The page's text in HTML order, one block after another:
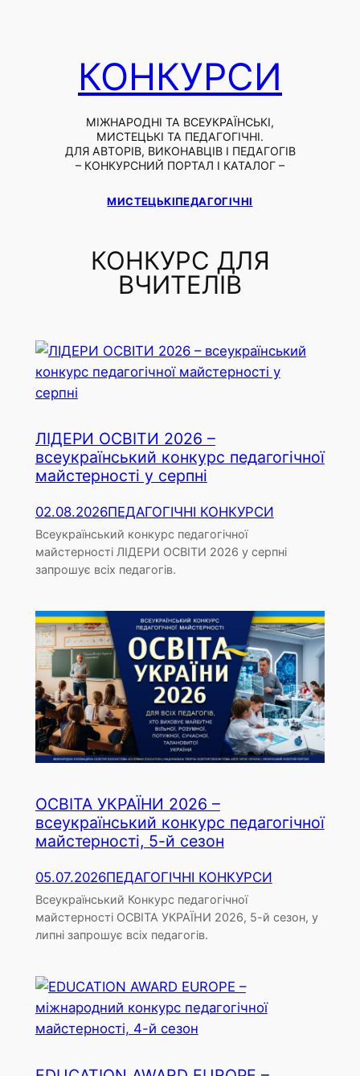
КОНКУРСИ
МІЖНАРОДНІ ТА ВСЕУКРАЇНСЬКІ,
МИСТЕЦЬКІ ТА ПЕДАГОГІЧНІ.
ДЛЯ АВТОРІВ, ВИКОНАВЦІВ І ПЕДАГОГІВ
– КОНКУРСНИЙ ПОРТАЛ І КАТАЛОГ –
МИСТЕЦЬКІПЕДАГОГІЧНІ
КОНКУРС ДЛЯ
ВЧИТЕЛІВ
ЛІДЕРИ ОСВІТИ 2026 –
всеукраїнський конкурс педагогічної
майстерності у серпні
02.08.2026ПЕДАГОГІЧНІ КОНКУРСИ
Всеукраїнський конкурс педагогічної
майстерності ЛІДЕРИ ОСВІТИ 2026 у серпні
запрошує всіх педагогів.
ОСВІТА УКРАЇНИ 2026 –
всеукраїнський конкурс педагогічної
майстерності, 5-й сезон
05.07.2026ПЕДАГОГІЧНІ КОНКУРСИ
Всеукраїнський Конкурс педагогічної
майстерності ОСВІТА УКРАЇНИ 2026, 5-й сезон, у
липні запрошує всіх педагогів.